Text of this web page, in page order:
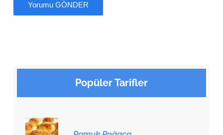
Popüler Tarifler